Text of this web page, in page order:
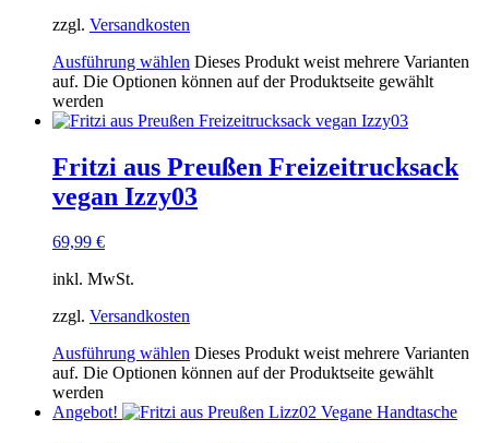
zzgl. Versandkosten
Ausführung wählen Dieses Produkt weist mehrere Varianten
auf. Die Optionen können auf der Produktseite gewählt
werden
Fritzi aus Preußen Freizeitrucksack
vegan Izzy03
69,99 €
inkl. MwSt.
zzgl. Versandkosten
Ausführung wählen Dieses Produkt weist mehrere Varianten
auf. Die Optionen können auf der Produktseite gewählt
werden
Angebot!